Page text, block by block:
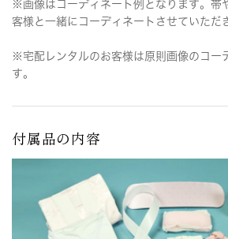
※画像はコーディネート例となります。帯
客様と一緒にコーディネートさせていただ
※宅配レンタルのお客様は原則画像のコー
す。
付属品の内容